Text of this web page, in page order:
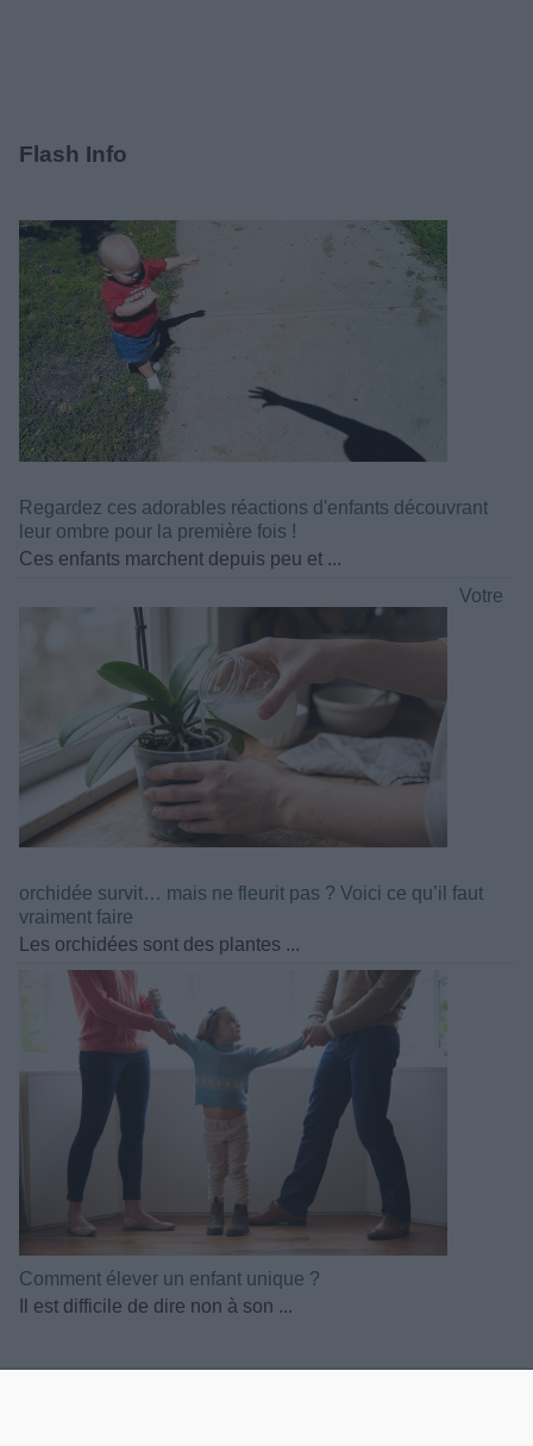
Flash Info
Regardez ces adorables réactions d'enfants découvrant
leur ombre pour la première fois !
Ces enfants marchent depuis peu et ...
Votre
orchidée survit… mais ne fleurit pas ? Voici ce qu’il faut
vraiment faire
Les orchidées sont des plantes ...
Comment élever un enfant unique ?
Il est difficile de dire non à son ...